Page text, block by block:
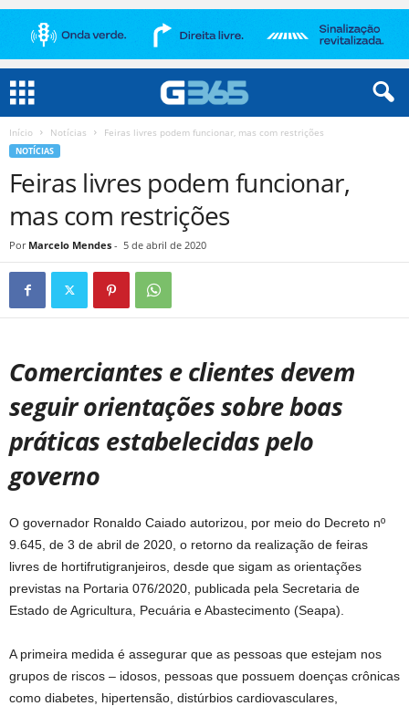
Início Notícias Feiras livres podem funcionar, mas com restrições
NOTÍCIAS
Feiras livres podem funcionar,
mas com restrições
Por Marcelo Mendes - 5 de abril de 2020
Comerciantes e clientes devem
seguir orientações sobre boas
práticas estabelecidas pelo
governo
O governador Ronaldo Caiado autorizou, por meio do Decreto nº
9.645, de 3 de abril de 2020, o retorno da realização de feiras
livres de hortifrutigranjeiros, desde que sigam as orientações
previstas na Portaria 076/2020, publicada pela Secretaria de
Estado de Agricultura, Pecuária e Abastecimento (Seapa).
A primeira medida é assegurar que as pessoas que estejam nos
grupos de riscos – idosos, pessoas que possuem doenças crônicas
como diabetes, hipertensão, distúrbios cardiovasculares,